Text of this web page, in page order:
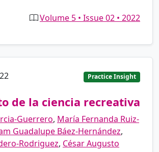
Volume 5 • Issue 02 • 2022
Practice Insight
de la ciencia recreativa
Guerrero, María Fernanda Ruiz-
Guadalupe Báez-Hernández,
Rodriguez, César Augusto